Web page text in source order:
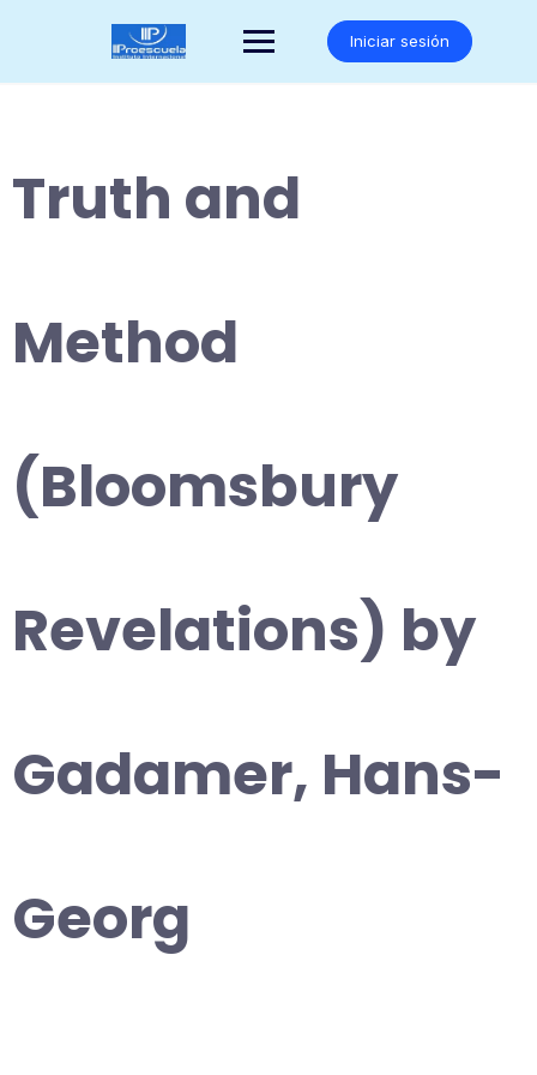
Iniciar sesión
Truth and
Method
(Bloomsbury
Revelations) by
Gadamer, Hans-
Georg